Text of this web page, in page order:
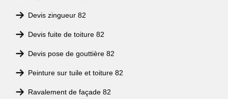
Devis zingueur 82
Devis fuite de toiture 82
Devis pose de gouttière 82
Peinture sur tuile et toiture 82
Ravalement de façade 82